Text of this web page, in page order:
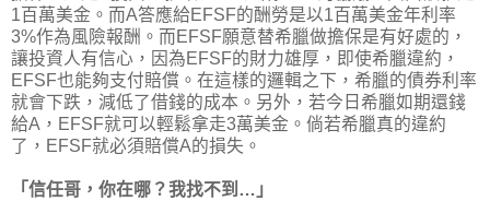
1百萬美金。而A答應給EFSF的酬勞是以1百萬美金年利率
3%作為風險報酬。而EFSF願意替希臘做擔保是有好處的，
讓投資人有信心，因為EFSF的財力雄厚，即使希臘違約，
EFSF也能夠支付賠償。在這樣的邏輯之下，希臘的債券利率
就會下跌，減低了借錢的成本。另外，若今日希臘如期還錢
給A，EFSF就可以輕鬆拿走3萬美金。倘若希臘真的違約
了，EFSF就必須賠償A的損失。
「信任哥，你在哪？我找不到…」